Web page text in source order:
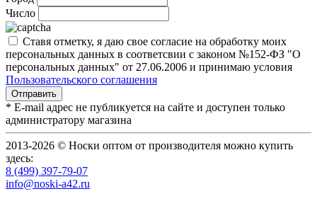
Число
Ставя отметку, я даю свое согласие на обработку моих
персональных данных в соответсвии с законом №152-ФЗ "О
персональных данных" от 27.06.2006 и принимаю условия
Пользовательского соглашения
* E-mail адрес не публикуется на сайте и доступен только
администратору магазина
2013-2026 © Носки оптом от производителя можно купить
здесь:
8 (499) 397-79-07
info@noski-a42.ru